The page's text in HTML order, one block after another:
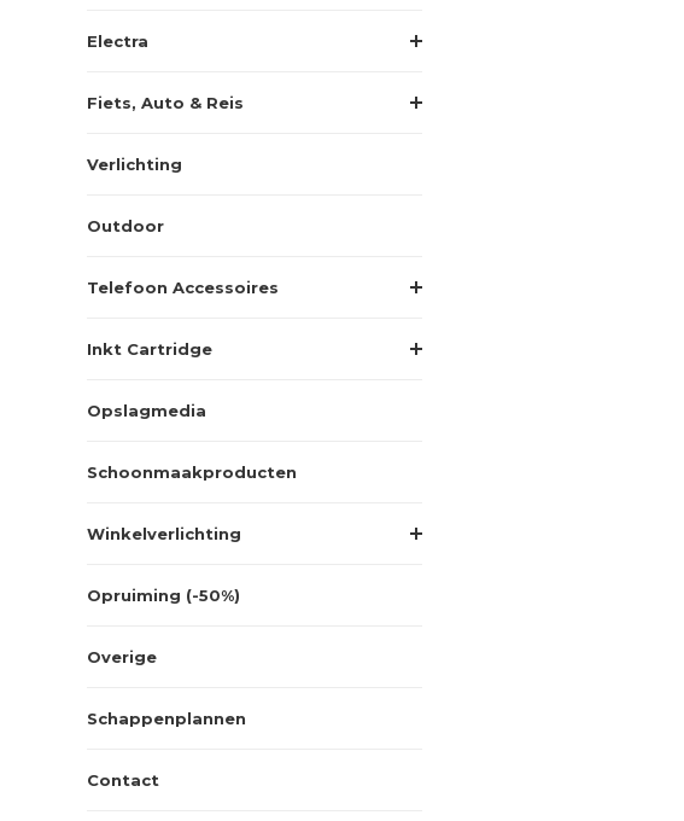
Electra
Fiets, Auto & Reis
Verlichting
Outdoor
Telefoon Accessoires
Inkt Cartridge
Opslagmedia
Schoonmaakproducten
Winkelverlichting
Opruiming (-50%)
Overige
Schappenplannen
Contact